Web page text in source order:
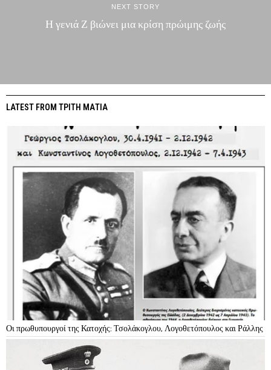
NEXT STORY
Η γενιά Ζ βιώνει μια κρίση πρώιμης ζωής
LATEST FROM ΤΡΙΤΗ ΜΑΤΙΑ
Οι πρωθυπουργοί της Κατοχής: Τσολάκογλου, Λογοθετόπουλος και Ράλλης